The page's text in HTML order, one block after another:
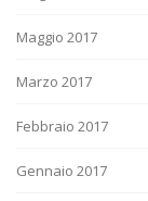
Maggio 2017
Marzo 2017
Febbraio 2017
Gennaio 2017